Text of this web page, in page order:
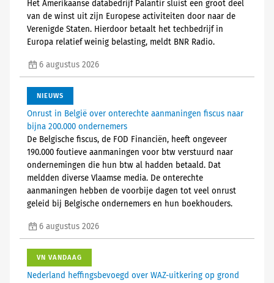
Het Amerikaanse databedrijf Palantir sluist een groot deel
van de winst uit zijn Europese activiteiten door naar de
Verenigde Staten. Hierdoor betaalt het techbedrijf in
Europa relatief weinig belasting, meldt BNR Radio.
6 augustus 2026
NIEUWS
Onrust in België over onterechte aanmaningen fiscus naar
bijna 200.000 ondernemers
De Belgische fiscus, de FOD Financiën, heeft ongeveer
190.000 foutieve aanmaningen voor btw verstuurd naar
ondernemingen die hun btw al hadden betaald. Dat
meldden diverse Vlaamse media. De onterechte
aanmaningen hebben de voorbije dagen tot veel onrust
geleid bij Belgische ondernemers en hun boekhouders.
6 augustus 2026
VN VANDAAG
Nederland heffingsbevoegd over WAZ-uitkering op grond